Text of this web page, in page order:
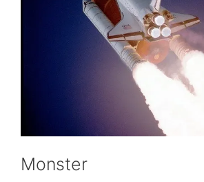
Monster